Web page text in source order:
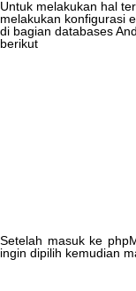
Untuk melakukan hal
melakukan konfigurasi
di bagian databases
berikut
Setelah masuk ke
ingin dipilih kemudian